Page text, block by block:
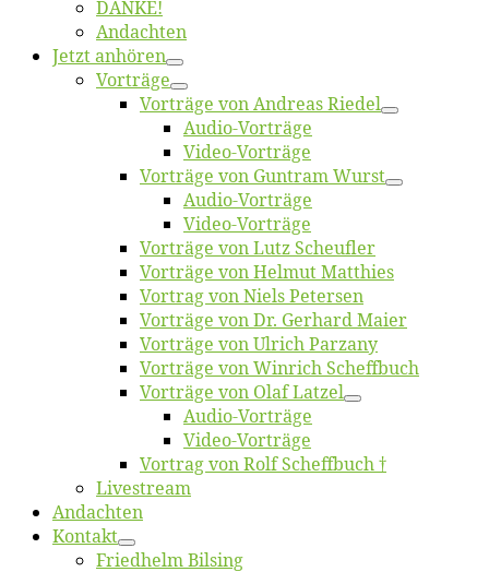
DANKE!
An­dach­ten
Jetzt an­hö­ren
Vor­trä­ge
Vor­trä­ge von An­dre­as Riedel
Au­dio-Vor­trä­ge
Vi­deo-Vor­trä­ge
Vor­trä­ge von Gun­tram Wurst
Au­dio-Vor­trä­ge
Vi­deo-Vor­trä­ge
Vor­trä­ge von Lutz Scheufler
Vor­trä­ge von Hel­mut Matthies
Vor­trag von Niels Petersen
Vor­trä­ge von Dr. Ger­hard Maier
Vor­trä­ge von Ul­rich Parzany
Vor­trä­ge von Win­rich Scheffbuch
Vor­trä­ge von Olaf Latzel
Au­dio-Vor­trä­ge
Vi­deo-Vor­trä­ge
Vor­trag von Rolf Scheffbuch †
Live­stream
An­dach­ten
Kon­takt
Fried­helm Bilsing